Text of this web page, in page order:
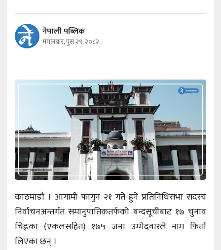
नेपाली पब्लिक
मंगलबार, पुस २९, २०८२
काठमाडौं । आगामी फागुन २१ गते हुने प्रतिनिधिसभा सदस्य
निर्वाचनअन्तर्गत समानुपातिकतर्फको बन्दसूचीबाट १७ चुनाव
चिह्नका (एकलसहित) १७५ जना उम्मेदवारले नाम फिर्ता
लिएका छन् ।